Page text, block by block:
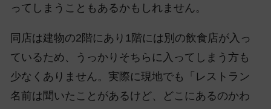
ってしまうこともあるかもしれません。
同店は建物の2階にあり1階には別の飲食店が入っ
ているため、うっかりそちらに入ってしまう方も
少なくありません。実際に現地でも「レストラン
名前は聞いたことがあるけど、どこにあるのかわ